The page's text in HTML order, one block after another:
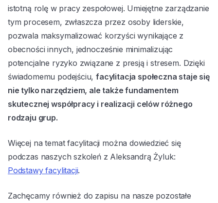
istotną rolę w pracy zespołowej. Umiejętne zarządzanie
tym procesem, zwłaszcza przez osoby liderskie,
pozwala maksymalizować korzyści wynikające z
obecności innych, jednocześnie minimalizując
potencjalne ryzyko związane z presją i stresem. Dzięki
świadomemu podejściu,facylitacja społeczna staje się
nie tylko narzędziem, ale także fundamentem
skutecznej współpracy i realizacji celów różnego
rodzaju grup.
Więcej na temat facylitacji można dowiedzieć się
podczas naszych szkoleń z Aleksandrą Żyluk:
Podstawy facylitacji.
Zachęcamy również do zapisu na nasze pozostałe